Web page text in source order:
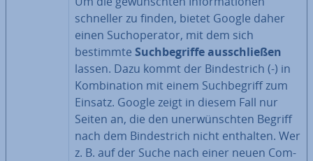
schneller zu finden, bietet Google daher
einen Such­ope­ra­tor, mit dem sich
bestimmte Such­be­grif­fe aus­schlie­ßen
lassen. Dazu kommt der Bin­de­strich (-) in
Kom­bi­na­ti­on mit einem Such­be­griff zum
Einsatz. Google zeigt in diesem Fall nur
Seiten an, die den un­er­wünsch­ten Begriff
nach dem Bin­de­strich nicht enthalten. Wer
z. B. auf der Suche nach einer neuen Com­